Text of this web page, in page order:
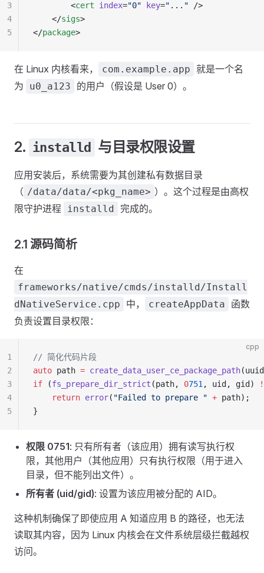
        <
cert index="0" key="..." />
    </
sigs>
</package>
3
4
5
在 Linux 内核看来， com.example.app 就是一个名
为
u0_a123 的用户（假设是 User 0）。
2. installd 与目录权限设置
应用安装后，系统需要为其创建私有数据目录
（ /data/data/<pkg_name> ）。这个过程是由高权
限守护进程
installd 完成的。
2.1 源码简析
在
frameworks/native/cmds/installd/Install
dNativeService.cpp
中， createAppData
函数
负责设置目录权限：
cpp
// 简化代码片段
auto path = create_data_user_ce_package_path
if (fs_prepare_dir_strict (path, 0751 , uid, gid)
    return
error( "Failed to prepare " + path);
}
1
2
3
4
5
权限 0751: 只有所有者（该应用）拥有读写执行权
限，其他用户（其他应用）只有执行权限（用于进入
目录，但不能列出文件）。
所有者 (uid/gid): 设置为该应用被分配的 AID。
这种机制确保了即使应用 A 知道应用 B 的路径，也无法
读取其内容，因为 Linux 内核会在文件系统层级拦截越权
访问。